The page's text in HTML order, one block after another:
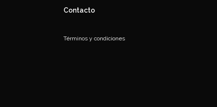
Contacto
Términos y condiciones